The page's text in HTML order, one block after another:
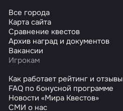
Все города
Карта сайта
Сравнение квестов
Архив наград и документов
Вакансии
Игрокам
Как работает рейтинг и отзывы
FAQ по бонусной программе
Новости «Мира Квестов»
СМИ о нас